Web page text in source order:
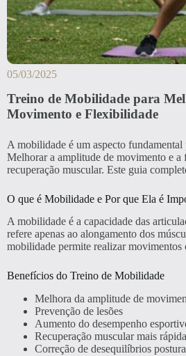
05/03/2025
Treino de Mobilidade para
Movimento e Flexibilidade
A mobilidade é um aspecto
Melhorar a amplitude de movimento e a
recuperação muscular. Este guia
O que é Mobilidade e Por que Ela é
A mobilidade é a capacidade das
refere apenas ao alongamento dos
mobilidade permite realizar movimentos
Benefícios do Treino de Mobilidade
Melhora da amplitude de
Prevenção de lesões
Aumento do desempenho
Recuperação muscular mais rápida
Correção de desequilíbrios